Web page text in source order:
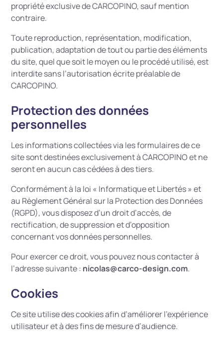
propriété exclusive de CARCOPINO, sauf mention
contraire.
Toute reproduction, représentation, modification,
publication, adaptation de tout ou partie des éléments
du site, quel que soit le moyen ou le procédé utilisé, est
interdite sans l’autorisation écrite préalable de
CARCOPINO.
Protection des données
personnelles
Les informations collectées via les formulaires de ce
site sont destinées exclusivement à CARCOPINO et ne
seront en aucun cas cédées à des tiers.
Conformément à la loi « Informatique et Libertés » et
au Règlement Général sur la Protection des Données
(RGPD), vous disposez d’un droit d’accès, de
rectification, de suppression et d’opposition
concernant vos données personnelles.
Pour exercer ce droit, vous pouvez nous contacter à
l’adresse suivante : nicolas@carco-design.com.
Cookies
Ce site utilise des cookies afin d’améliorer l’expérience
utilisateur et à des fins de mesure d’audience.